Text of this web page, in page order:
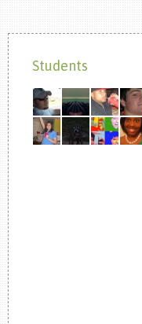
Students